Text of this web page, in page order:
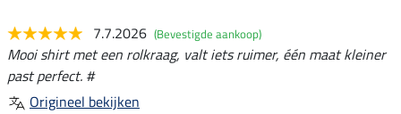
7.7.2026 (Bevestigde aankoop)
Mooi shirt met een rolkraag, valt iets ruimer, één maat kleiner
past perfect. #
Origineel bekijken